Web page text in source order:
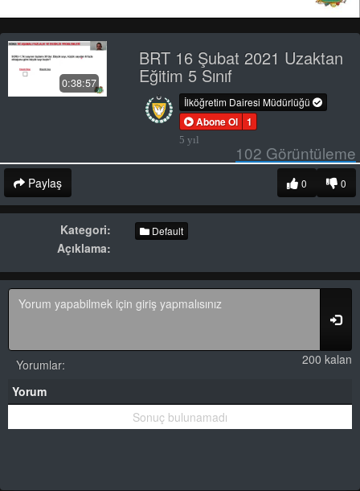
Video
0:38:57
BRT 16 Şubat 2021 Uzaktan
Eğitim 5 Sınıf
İlköğretim Dairesi Müdürlüğü
Abone Ol 1
5 yıl
102 Görüntüleme
Paylaş 0
0
Kategori: Default
Açıklama:
200 kalan
Yorumlar:
Yorum
Sonuç bulunamadı